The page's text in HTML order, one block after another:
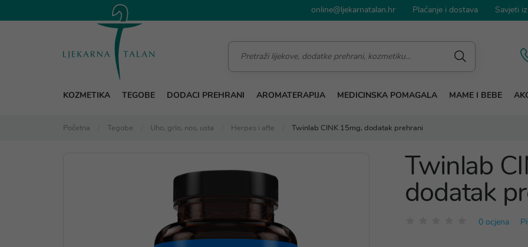
online@ljekarnatalan.hr Plaćanje i dostava Savjeti
KOZMETIKA TEGOBE DODACI PREHRANI AROMATERAPIJA MEDICINSKA POMAGALA MAME I BEBE
Početna Tegobe Uho, grlo, nos, usta Herpes i afte Twinlab CINK 15mg, dodatak prehrani
Twinlab
dodatak
0 ocjena